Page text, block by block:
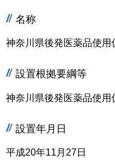
名称
神奈川県後発医薬品使用
設置根拠要綱等
神奈川県後発医薬品使用
設置年月日
平成20年11月27日